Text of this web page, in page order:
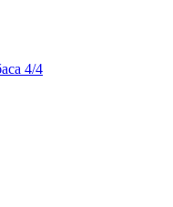
4/4